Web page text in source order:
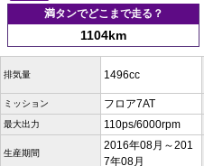
満タンでどこまで走る？
1104km
排気量 1496cc
ミッション フロア7AT
最大出力 110ps/6000rpm
生産期間
2016年08月～201
7年08月